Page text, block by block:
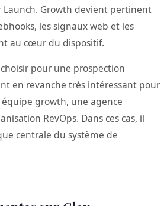
Growth devient pertinent
les signaux web et les
au cœur du dispositif.
choisir pour une prospection
en revanche très intéressant pour
growth, une agence
RevOps. Dans ces cas, il
centrale du système de